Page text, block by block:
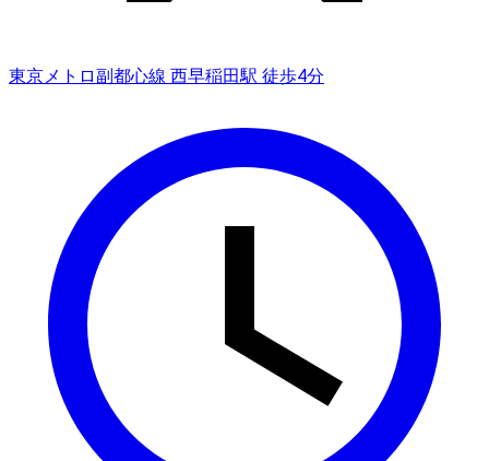
東京メトロ副都心線 西早稲田駅 徒歩4分